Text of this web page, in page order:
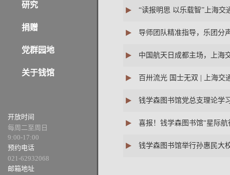
研究
捐赠
党群园地
关于钱馆
开放时间
每周二至周日
9:00-17:00
预约电话
021-62932068
邮箱地址
“读报明思 以乐载智”上海交
导师团队精准指导，乐团分
中国航天日成都主场，上海
百卅流光 国士无双 | 上海交
钱学森图书馆党总支理论学
喜报！钱学森图书馆“星际
钱学森图书馆举行孙惠民大